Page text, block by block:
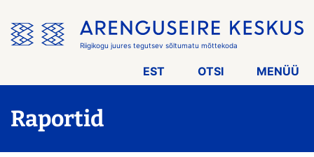
menüü
vahele
Riigikogu juures tegutsev sõltumatu mõttekoda
EST OTSI MENÜÜ
Raportid